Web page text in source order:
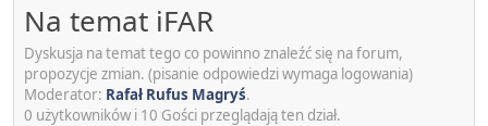
Na temat iFAR
Dyskusja na temat tego co powinno znaleźć się na forum,
propozycje zmian. (pisanie odpowiedzi wymaga logowania)
Moderator: Rafał Rufus Magryś.
0 użytkowników i 10 Gości przeglądają ten dział.